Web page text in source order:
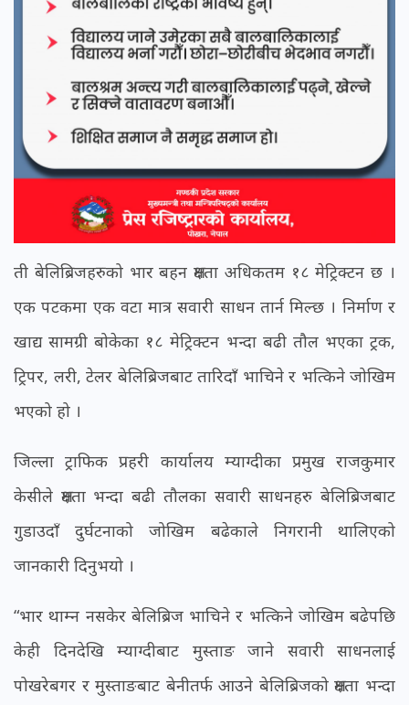
ती बेलिब्रिजहरुको भार बहन क्षमता अधिकतम १८ मेट्रिक्टन छ ।
एक पटकमा एक वटा मात्र सवारी साधन तार्न मिल्छ । निर्माण र
खाद्य सामग्री बोकेका १८ मेट्रिक्टन भन्दा बढी तौल भएका ट्रक,
ट्रिपर, लरी, टेलर बेलिब्रिजबाट तारिदाँ भाचिने र भत्किने जोखिम
भएको हो ।
जिल्ला ट्राफिक प्रहरी कार्यालय म्याग्दीका प्रमुख राजकुमार
केसीले क्षमता भन्दा बढी तौलका सवारी साधनहरु बेलिब्रिजबाट
गुडाउदाँ दुर्घटनाको जोखिम बढेकाले निगरानी थालिएको
जानकारी दिनुभयो ।
“भार थाम्न नसकेर बेलिब्रिज भाचिने र भत्किने जोखिम बढेपछि
केही दिनदेखि म्याग्दीबाट मुस्ताङ जाने सवारी साधनलाई
पोखरेबगर र मुस्ताङबाट बेनीतर्फ आउने बेलिब्रिजको क्षमता भन्दा